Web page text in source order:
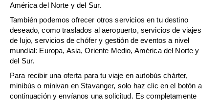
América del Norte y del Sur.
También podemos ofrecer otros servicios en tu destino
deseado, como traslados al aeropuerto, servicios de viajes
de lujo, servicios de chófer y gestión de eventos a nivel
mundial: Europa, Asia, Oriente Medio, América del Norte y
del Sur.
Para recibir una oferta para tu viaje en autobús chárter,
minibús o minivan en Stavanger, solo haz clic en el botón a
continuación y envíanos una solicitud. Es completamente